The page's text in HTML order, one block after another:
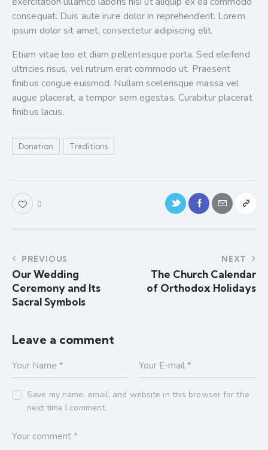
consequat. Duis aute irure dolor in reprehenderit. Lorem
ipsum dolor sit amet, consectetur adipiscing elit.
Etiam vitae leo et diam pellentesque porta. Sed eleifend
ultricies risus, vel rutrum erat commodo ut. Praesent
finibus congue euismod. Nullam scelerisque massa vel
augue placerat, a tempor sem egestas. Curabitur placerat
finibus lacus.
Donation Traditions
0
PREVIOUS
Our Wedding
Ceremony and Its
Sacral Symbols
NEXT
The Church Calendar
of Orthodox Holidays
Leave a comment
Save my name, email, and website in this browser for the
next time I comment.